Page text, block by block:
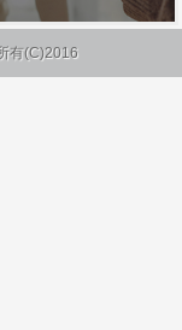
有(C)2016